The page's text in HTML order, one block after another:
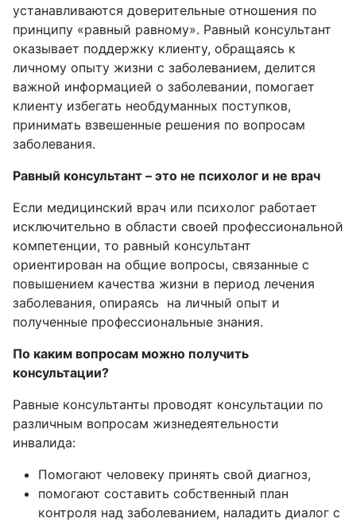
устанавливаются доверительные отношения по
принципу «равный равному». Равный консультант
оказывает поддержку клиенту, обращаясь к
личному опыту жизни с заболеванием, делится
важной информацией о заболевании, помогает
клиенту избегать необдуманных поступков,
принимать взвешенные решения по вопросам
заболевания.
Равный консультант – это не психолог и не врач
Если медицинский врач или психолог работает
исключительно в области своей профессиональной
компетенции, то равный консультант
ориентирован на общие вопросы, связанные с
повышением качества жизни в период лечения
заболевания, опираясь на личный опыт и
полученные профессиональные знания.
По каким вопросам можно получить
консультации?
Равные консультанты проводят консультации по
различным вопросам жизнедеятельности
инвалида:
Помогают человеку принять свой диагноз,
помогают составить собственный план
контроля над заболеванием, наладить диалог с